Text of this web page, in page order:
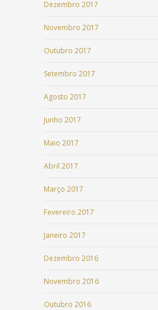
Dezembro 2017
Novembro 2017
Outubro 2017
Setembro 2017
Agosto 2017
Junho 2017
Maio 2017
Abril 2017
Março 2017
Fevereiro 2017
Janeiro 2017
Dezembro 2016
Novembro 2016
Outubro 2016